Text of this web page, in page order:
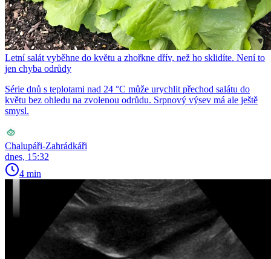
Letní salát vyběhne do květu a zhořkne dřív, než ho sklidíte. Není to
jen chyba odrůdy
Série dnů s teplotami nad 24 °C může urychlit přechod salátu do
květu bez ohledu na zvolenou odrůdu. Srpnový výsev má ale ještě
smysl.
Chalupáři-Zahrádkáři
dnes, 15:32
4 min